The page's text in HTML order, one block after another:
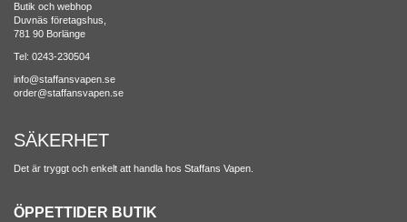
Butik och webhop
Duvnäs företagshus,
781 90 Borlänge
Tel: 0243-230504
info@staffansvapen.se
order@staffansvapen.se
SÄKERHET
Det är tryggt och enkelt att handla hos Staffans Vapen.
ÖPPETTIDER BUTIK